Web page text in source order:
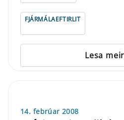
FJÁRMÁLAEFTIRLIT
Lesa
14. febrúar 2008